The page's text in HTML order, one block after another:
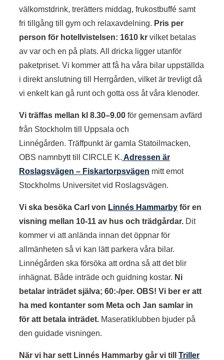
välkomstdrink, trerätters middag, frukostbuffé samt
fri tillgång till gym och relaxavdelning. Pris per
person för hotellvistelsen: 1610 kr vilket betalas
av var och en på plats. All dricka ligger utanför
paketpriset. Vi kommer att få ha våra bilar uppställda
i direkt anslutning till Herrgården, vilket är trevligt då
vi enkelt kan gå runt och gotta oss åt våra klenoder.
Vi träffas mellan kl 8.30–9.00 för gemensam avfärd
från Stockholm till Uppsala och
Linnégården. Träffpunkt är gamla Statoilmacken,
OBS namnbytt till CIRCLE K. Adressen är
Roslagsvägen – Fiskartorpsvägen mitt emot
Stockholms Universitet vid Roslagsvägen.
Vi ska besöka Carl von Linnés Hammarby för en
visning mellan 10-11 av hus och trädgårdar. Dit
kommer vi att anlända innan det öppnar för
allmänheten så vi kan lätt parkera våra bilar.
Linnégården ska försöka att ordna så att det blir
inhägnat. Både inträde och guidning kostar. Ni
betalar inträdet själva; 60:-/per. OBS! Vi ber er att
ha med kontanter som Meta och Jan samlar in
för att betala inträdet. Maseratiklubben bjuder på
den guidade visningen.
När vi har sett Linnés Hammarby går vi till Triller